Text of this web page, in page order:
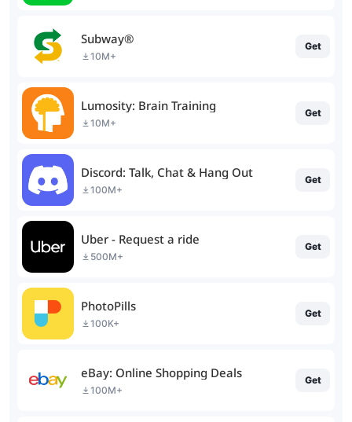
Subway®
10M+
Get
Lumosity: Brain Training
10M+
Get
Discord: Talk, Chat & Hang Out
100M+
Get
Uber - Request a ride
500M+
Get
PhotoPills
100K+
Get
eBay: Online Shopping Deals
100M+
Get